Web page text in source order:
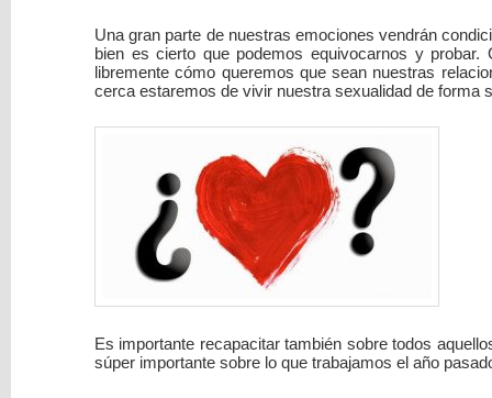
Una gran parte de nuestras emociones vendrán
bien es cierto que podemos equivocarnos y
libremente cómo queremos que sean nuestras
cerca estaremos de vivir nuestra sexualidad de forma
Es importante recapacitar también sobre todos
súper importante sobre lo que trabajamos el año